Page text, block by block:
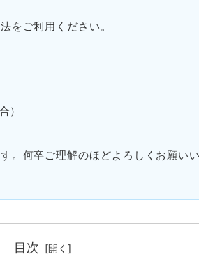
をご利用ください。
）
何卒ご理解のほどよろしくお願いい
目次